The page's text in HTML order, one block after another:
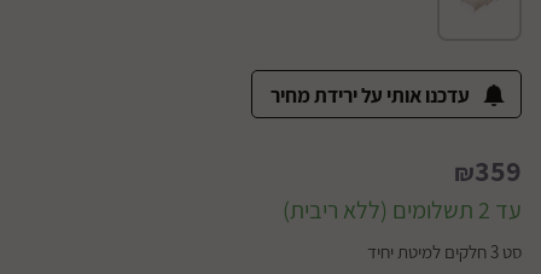
עדכנו אותי על ירידת מחיר
₪359
עד 2 תשלומים (ללא ריבית)
סט 3 חלקים למיטת יחיד